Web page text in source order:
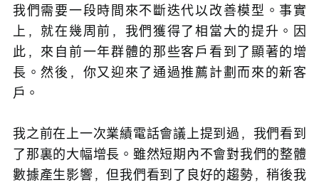
我們需要一段時間來不斷迭代以改善模型。事實
上，就在幾周前，我們獲得了相當大的提升。因
此，來自前一年群體的那些客戶看到了顯著的增
長。然後，你又迎來了通過推薦計劃而來的新客
戶。
我之前在上一次業績電話會議上提到過，我們看到
了那裏的大幅增長。雖然短期內不會對我們的整體
數據產生影響，但我們看到了良好的趨勢，稍後我